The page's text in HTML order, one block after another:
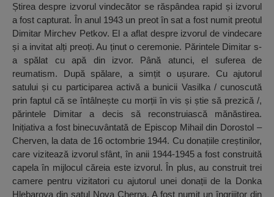
Știrea despre izvorul vindecător se răspândea rapid și izvorul
a fost capturat. În anul 1943 un preot în sat a fost numit preotul
Dimitar Mirchev Petkov. El a aflat despre izvorul de vindecare
și a invitat alți preoți. Au ținut o ceremonie. Părintele Dimitar s-
a spălat cu apă din izvor. Până atunci, el suferea de
reumatism. După spălare, a simțit o ușurare. Cu ajutorul
satului și cu participarea activă a bunicii Vasilka / cunoscută
prin faptul că se întâlnește cu morții în vis și știe să prezică /,
părintele Dimitar a decis să reconstruiască mănăstirea.
Inițiativa a fost binecuvântată de Episcop Mihail din Dorostol –
Cherven, la data de 16 octombrie 1944. Cu donațiile creștinilor,
care vizitează izvorul sfânt, în anii 1944-1945 a fost construită
capela în mijlocul căreia este izvorul. În plus, au construit trei
camere pentru vizitatori cu ajutorul unei donații de la Donka
Hlebarova din satul Nova Cherna. A fost numit un îngrijitor din